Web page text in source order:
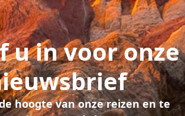
u in voor onze
hoogte van onze reizen en te